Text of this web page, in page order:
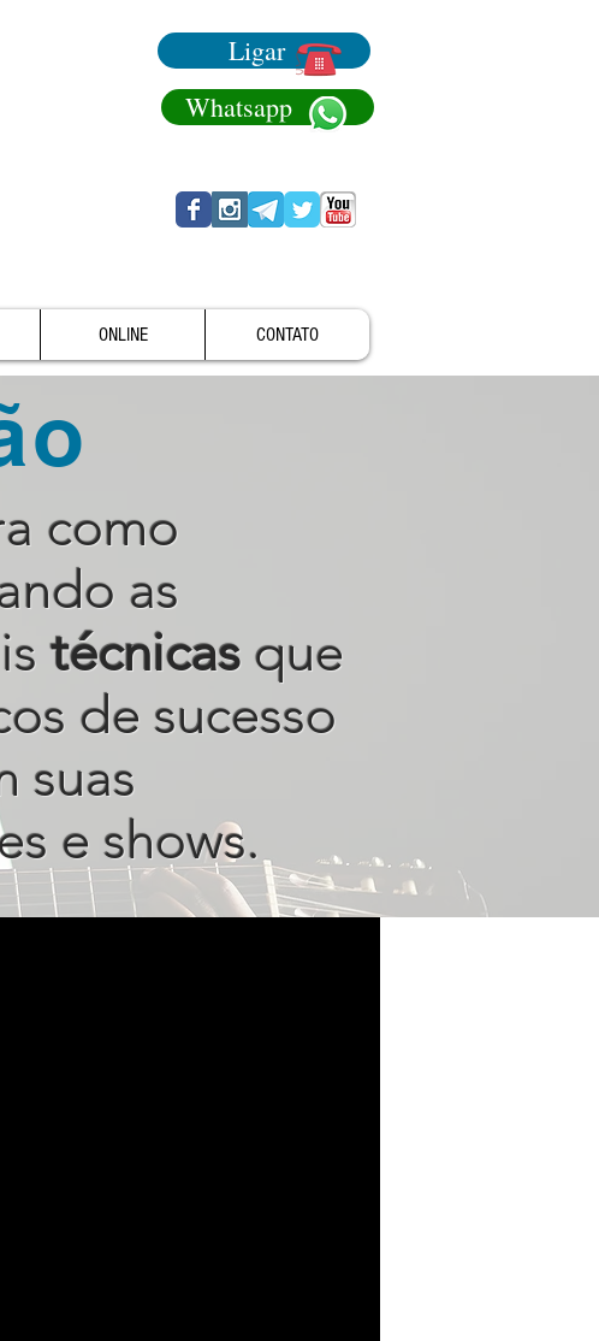
Ligar
Whatsapp
ONLINE CONTATO
como
as
técnicas que
de sucesso
suas
e shows.